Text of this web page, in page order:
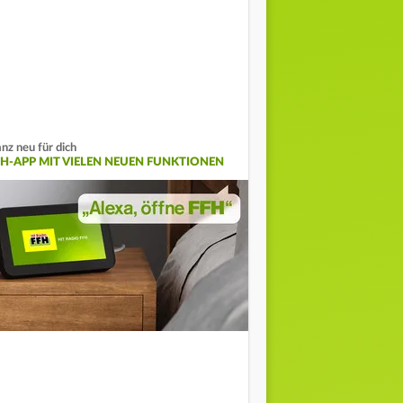
neu für dich
APP MIT VIELEN NEUEN FUNKTIONEN